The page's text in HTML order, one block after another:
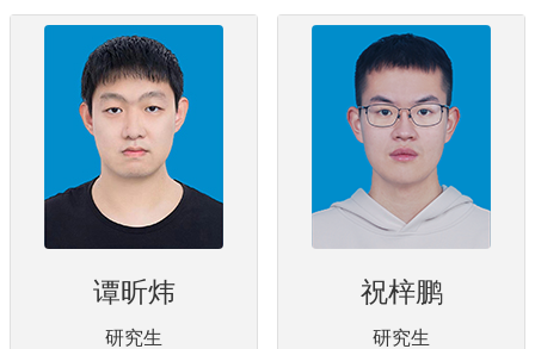
谭昕炜
研究生
祝梓鹏
研究生